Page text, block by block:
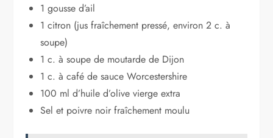
1 gousse d’ail
1 citron (jus fraîchement pressé, environ 2 c. à
soupe)
1 c. à soupe de moutarde de Dijon
1 c. à café de sauce Worcestershire
100 ml d’huile d’olive vierge extra
Sel et poivre noir fraîchement moulu